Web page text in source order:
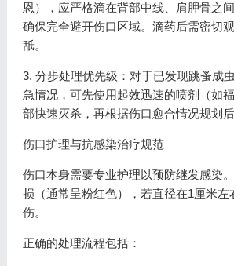
恩），应严格滴在背部中线、肩胛骨之
确保完全避开伤口区域。滴药后需密切
舐。
3. 分步处理优先级：对于已发现跳蚤成
急情况，可先使用起效迅速的喷剂（如
部快速灭杀，再根据伤口愈合情况规划
伤口护理与抗感染治疗规范
伤口本身需要专业护理以预防继发感染
损（通常呈粉红色），若直径在1厘米左
伤。
正确的处理流程包括：